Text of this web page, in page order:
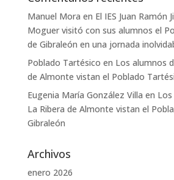
Manuel Mora en El IES Juan Ramón
Moguer visitó con sus alumnos el
de Gibraleón en una jornada
Poblado Tartésico en Los alumnos
de Almonte vistan el Poblado
Eugenia María González Villa en
La Ribera de Almonte vistan el
Gibraleón
Archivos
enero 2026